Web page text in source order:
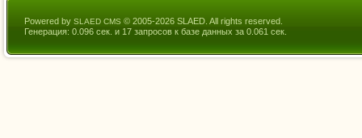
Powered by SLAED CMS © 2005-2026 SLAED. All rights reserved.
Генерация: 0.096 сек. и 17 запросов к базе данных за 0.061 сек.